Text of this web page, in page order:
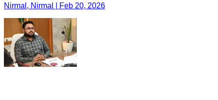
Nirmal, Nirmal | Feb 20, 2026